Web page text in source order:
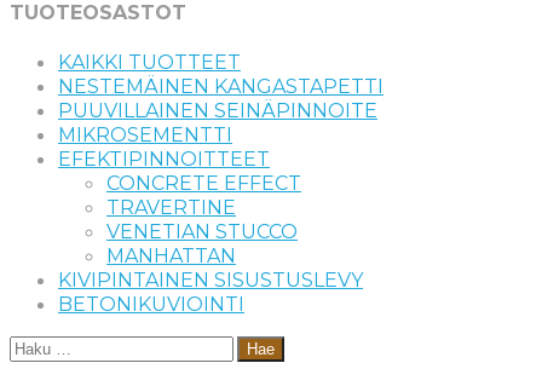
TUOTEOSASTOT
KAIKKI TUOTTEET
NESTEMÄINEN KANGASTAPETTI
PUUVILLAINEN SEINÄPINNOITE
MIKROSEMENTTI
EFEKTIPINNOITTEET
CONCRETE EFFECT
TRAVERTINE
VENETIAN STUCCO
MANHATTAN
KIVIPINTAINEN SISUSTUSLEVY
BETONIKUVIOINTI
Haku: